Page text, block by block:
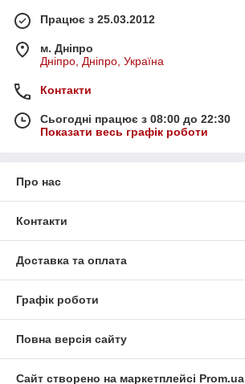
Працює з 25.03.2012
м. Дніпро
Дніпро, Дніпро, Україна
Контакти
Сьогодні працює з 08:00 до 22:30
Показати весь графік роботи
Про нас
Контакти
Доставка та оплата
Графік роботи
Повна версія сайту
Сайт створено на маркетплейсі Prom.ua